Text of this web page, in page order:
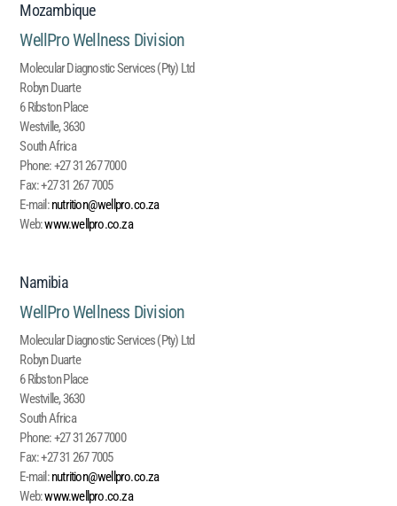
Mozambique
WellPro Wellness Division
Molecular Diagnostic Services (Pty) Ltd
Robyn Duarte
6 Ribston Place
Westville, 3630
South Africa
Phone:+27 31 267 7000
Fax:+27 31 267 7005
E-mail:nutrition@wellpro.co.za
Web:www.wellpro.co.za
Namibia
WellPro Wellness Division
Molecular Diagnostic Services (Pty) Ltd
Robyn Duarte
6 Ribston Place
Westville, 3630
South Africa
Phone:+27 31 267 7000
Fax:+27 31 267 7005
E-mail:nutrition@wellpro.co.za
Web:www.wellpro.co.za